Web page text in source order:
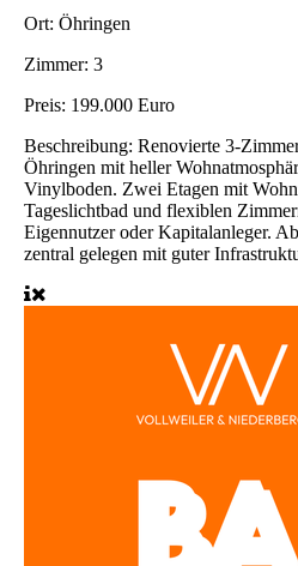
Ort: Öhringen
Zimmer: 3
Preis: 199.000 Euro
Beschreibung: Renovierte 3-
Öhringen mit heller
Vinylboden. Zwei Etagen mit
Tageslichtbad und flexiblen
Eigennutzer oder Kapitalanleger.
zentral gelegen mit guter